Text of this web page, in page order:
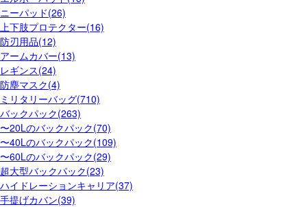
ニーパッド(26)
上下肢プロテクター(16)
防刃用品(12)
アームカバー(13)
レギンス(24)
防塵マスク(4)
ミリタリーバッグ(710)
バックパック(263)
〜20Lのバックパック(70)
〜40Lのバックパック(109)
〜60Lのバックパック(29)
超大型バックパック(23)
ハイドレーションキャリア(37)
手提げカバン(39)